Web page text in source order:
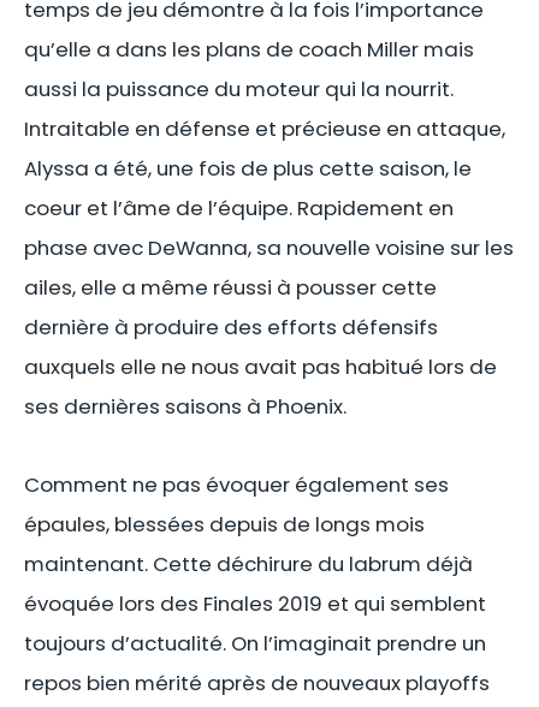
temps de jeu démontre à la fois l’importance
qu’elle a dans les plans de coach Miller mais
aussi la puissance du moteur qui la nourrit.
Intraitable en défense et précieuse en attaque,
Alyssa a été, une fois de plus cette saison, le
coeur et l’âme de l’équipe. Rapidement en
phase avec DeWanna, sa nouvelle voisine sur les
ailes, elle a même réussi à pousser cette
dernière à produire des efforts défensifs
auxquels elle ne nous avait pas habitué lors de
ses dernières saisons à Phoenix.
Comment ne pas évoquer également ses
épaules, blessées depuis de longs mois
maintenant. Cette déchirure du labrum déjà
évoquée lors des Finales 2019 et qui semblent
toujours d’actualité. On l’imaginait prendre un
repos bien mérité après de nouveaux playoffs